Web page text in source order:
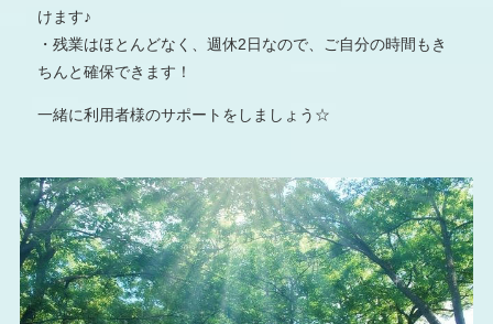
けます♪
・残業はほとんどなく、週休2日なので、ご自分の時間もき
ちんと確保できます！
一緒に利用者様のサポートをしましょう☆